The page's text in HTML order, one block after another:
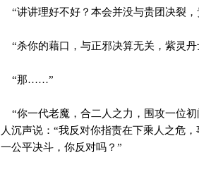
“讲讲理好不好？本会并没与贵团决裂
“杀你的藉口，与正邪决算无关，紫灵
“那……”
“你一代老魔，合二人之力，围攻一位
人沉声说：“我反对你指责在下乘人之危
一公平决斗，你反对吗？”